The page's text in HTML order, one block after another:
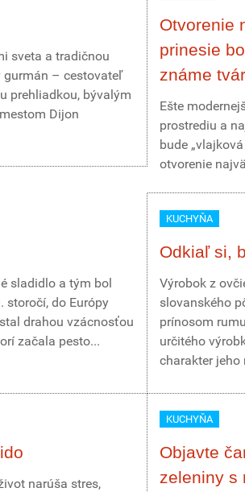
sveta a tradičnou
gurmán – cestovateľ
prehliadkou, bývalým
Dijon
Otvorenie
prinesie
známe
Ešte
prostrediu a
bude
otvorenie
sladidlo a tým bol
storočí, do Európy
drahou vzácnosťou
začala pesto...
KUCHYŇA
Odkiaľ si,
Výrobok z
slovanského
prínosom
určitého
charakter jeho
narúša stres,
KUCHYŇA
Objavte
zeleniny s